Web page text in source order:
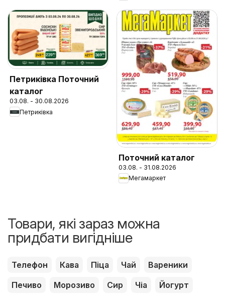
Петриківка Поточний
каталог
03.08. - 30.08.2026
Петриківка
Поточний каталог
03.08. - 31.08.2026
Мегамаркет
Товари, які зараз можна
придбати вигідніше
Телефон Кава Піца Чай
Вареники
Печиво
Морозиво Сир Чіа
Йогурт